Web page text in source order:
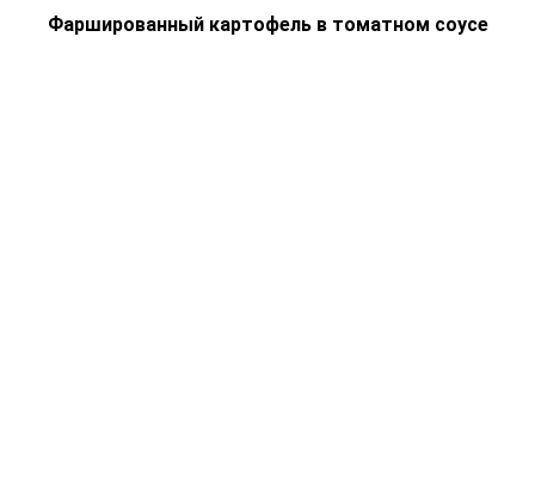
Фаршированный картофель в томатном соусе